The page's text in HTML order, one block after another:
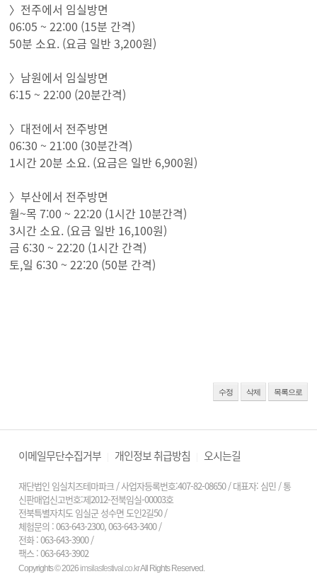
〉전주에서 임실방면
06:05 ~ 22:00 (15분 간격)
50분 소요. (요금 일반 3,200원)
〉남원에서 임실방면
6:15 ~ 22:00 (20분간격)
〉대전에서 전주방면
06:30 ~ 21:00 (30분간격)
1시간 20분 소요. (요금은 일반 6,900원)
〉부산에서 전주방면
월~목 7:00 ~ 22:20 (1시간 10분간격)
3시간 소요. (요금 일반 16,100원)
금 6:30 ~ 22:20 (1시간 간격)
토,일 6:30 ~ 22:20 (50분 간격)
수정 삭제 목록으로
이메일무단수집거부 개인정보 취급방침 오시는길
재단법인 임실치즈테마파크 / 사업자등록번호:407-82-08650 / 대표자: 심민 / 통
신판매업신고번호:제2012-전북임실-00003호
전북특별자치도 임실군 성수면 도인2길50 /
체험문의 : 063-643-2300, 063-643-3400/
전화 : 063-643-3900/
팩스 : 063-643-3902
Copyrights © 2026 imsilasfestival.co.krAll Rights Reserved.